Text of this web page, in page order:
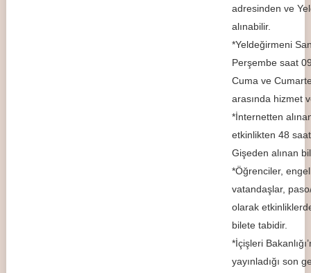
adresinden ve
alınabilir.
*Yeldeğirmeni
Perşembe saat
Cuma ve
arasında hizmet
*İnternetten
etkinlikten 48
Gişeden alınan
*Öğrenciler,
vatandaşlar,
olarak
bilete tabidir.
*İçişleri
yayınladığı son